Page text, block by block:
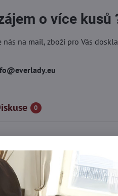
o více kusů
nás na mail, zboží pro Vás
0
ano, elastické legíny od Lores
s činkami. Elastický materiál
model s charakteristickým